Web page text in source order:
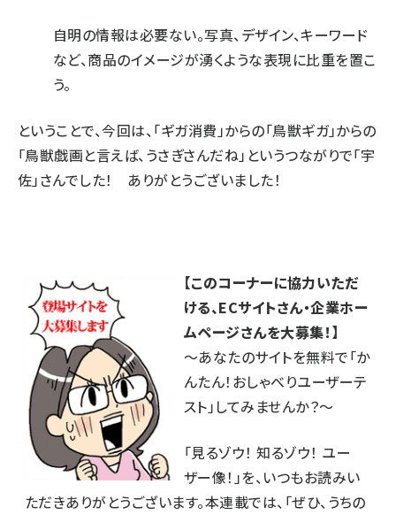
自明の情報は必要ない。写真、デザイン、キーワード
など、商品のイメージが湧くような表現に比重を置こ
う。
ということで、今回は、「ギガ消費」からの「鳥獣ギガ」からの
「鳥獣戯画と言えば、うさぎさんだね」というつながりで「宇
佐」さんでした！ ありがとうございました！
【このコーナーに協力いただ
ける、ECサイトさん・企業ホー
ムページさんを大募集！】
～あなたのサイトを無料で「か
んたん！おしゃべりユーザーテ
スト」してみませんか？～
「見るゾウ！ 知るゾウ！ ユー
ザー像！」を、いつもお読みい
ただきありがとうございます。本連載では、「ぜひ、うちの